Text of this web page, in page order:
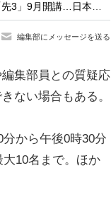
昭和女子大、教員向け研修「先3」9月開講…日本の教育の強みに着目
編集部にメッセージを送る
集部員との質疑応
ない場合もある。
から午後0時30分
10名まで。ほか